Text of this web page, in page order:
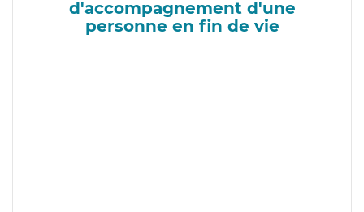
d'accompagnement d'une
personne en fin de vie